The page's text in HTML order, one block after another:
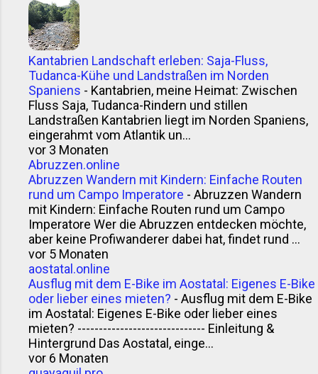
Kantabrien Landschaft erleben: Saja-Fluss,
Tudanca-Kühe und Landstraßen im Norden
Spaniens - Kantabrien, meine Heimat: Zwischen
Fluss Saja, Tudanca-Rindern und stillen
Landstraßen Kantabrien liegt im Norden Spaniens,
eingerahmt vom Atlantik un...
vor 3 Monaten
Abruzzen.online
Abruzzen Wandern mit Kindern: Einfache Routen
rund um Campo Imperatore - Abruzzen Wandern
mit Kindern: Einfache Routen rund um Campo
Imperatore Wer die Abruzzen entdecken möchte,
aber keine Profiwanderer dabei hat, findet rund ...
vor 5 Monaten
aostatal.online
Ausflug mit dem E-Bike im Aostatal: Eigenes E-Bike
oder lieber eines mieten? - Ausflug mit dem E-Bike
im Aostatal: Eigenes E-Bike oder lieber eines
mieten? ------------------------------ Einleitung &
Hintergrund Das Aostatal, einge...
vor 6 Monaten